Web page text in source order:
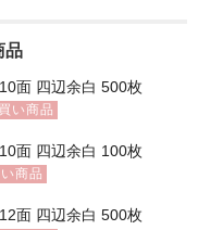
品
面 四辺余白 500枚
い商品
面 四辺余白 100枚
商品
面 四辺余白 500枚